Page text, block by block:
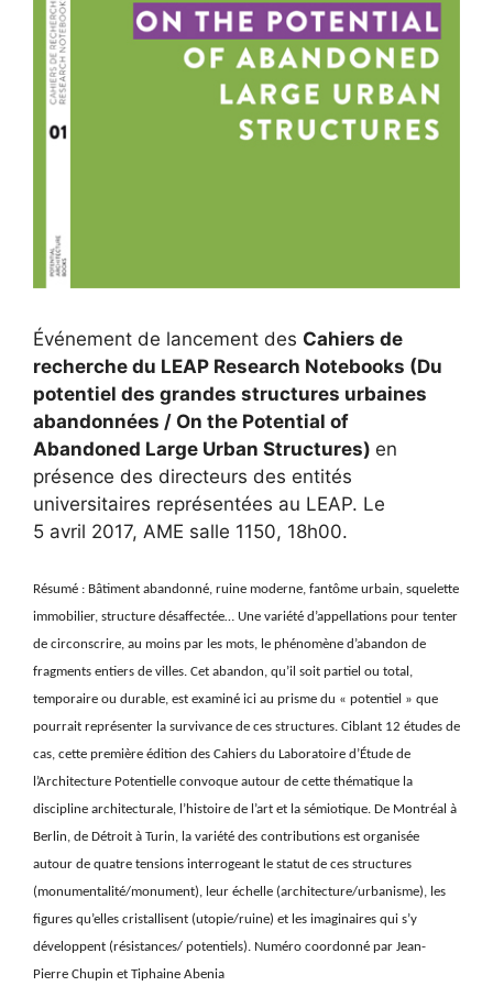
Événement de lancement des Cahiers de
recherche du LEAP Research Notebooks (Du
potentiel des grandes structures urbaines
abandonnées / On the Potential of
Abandoned Large Urban Structures) en
présence des directeurs des entités
universitaires représentées au LEAP. Le
5 avril 2017, AME salle 1150, 18h00.
Résumé : Bâtiment abandonné, ruine moderne, fantôme urbain, squelette
immobilier, structure désaffectée… Une variété d’appellations pour tenter
de circonscrire, au moins par les mots, le phénomène d’abandon de
fragments entiers de villes. Cet abandon, qu’il soit partiel ou total,
temporaire ou durable, est examiné ici au prisme du « potentiel » que
pourrait représenter la survivance de ces structures. Ciblant 12 études de
cas, cette première édition des Cahiers du Laboratoire d’Étude de
l’Architecture Potentielle convoque autour de cette thématique la
discipline architecturale, l’histoire de l’art et la sémiotique. De Montréal à
Berlin, de Détroit à Turin, la variété des contributions est organisée
autour de quatre tensions interrogeant le statut de ces structures
(monumentalité/monument), leur échelle (architecture/urbanisme), les
figures qu’elles cristallisent (utopie/ruine) et les imaginaires qui s’y
développent (résistances/ potentiels). Numéro coordonné par Jean-
Pierre Chupin et Tiphaine Abenia